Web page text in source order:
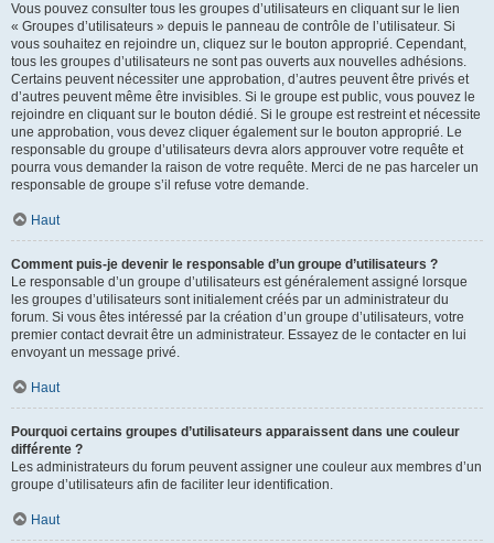
Vous pouvez consulter tous les groupes d’utilisateurs en cliquant sur le lien
« Groupes d’utilisateurs » depuis le panneau de contrôle de l’utilisateur. Si
vous souhaitez en rejoindre un, cliquez sur le bouton approprié. Cependant,
tous les groupes d’utilisateurs ne sont pas ouverts aux nouvelles adhésions.
Certains peuvent nécessiter une approbation, d’autres peuvent être privés et
d’autres peuvent même être invisibles. Si le groupe est public, vous pouvez le
rejoindre en cliquant sur le bouton dédié. Si le groupe est restreint et nécessite
une approbation, vous devez cliquer également sur le bouton approprié. Le
responsable du groupe d’utilisateurs devra alors approuver votre requête et
pourra vous demander la raison de votre requête. Merci de ne pas harceler un
responsable de groupe s’il refuse votre demande.
Haut
Comment puis-je devenir le responsable d’un groupe d’utilisateurs ?
Le responsable d’un groupe d’utilisateurs est généralement assigné lorsque
les groupes d’utilisateurs sont initialement créés par un administrateur du
forum. Si vous êtes intéressé par la création d’un groupe d’utilisateurs, votre
premier contact devrait être un administrateur. Essayez de le contacter en lui
envoyant un message privé.
Haut
Pourquoi certains groupes d’utilisateurs apparaissent dans une couleur
différente ?
Les administrateurs du forum peuvent assigner une couleur aux membres d’un
groupe d’utilisateurs afin de faciliter leur identification.
Haut